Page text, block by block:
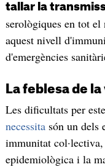
tallar la
serològiques en tot
aquest nivell
d'emergències
La feblesa de
Les dificultats per
necessitasón un dels
immunitat
epidemiològica i la